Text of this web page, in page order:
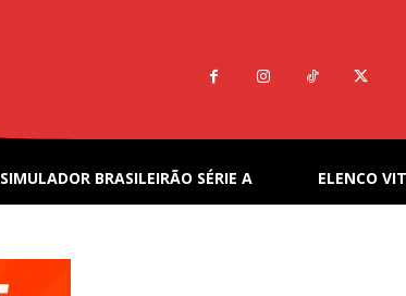
SIMULADOR BRASILEIRÃO SÉRIE A ELENCO